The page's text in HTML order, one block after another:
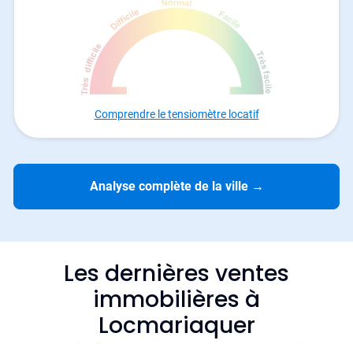
Comprendre le tensiomètre locatif
Analyse complète de la ville →
Les dernières ventes
immobilières à
Locmariaquer